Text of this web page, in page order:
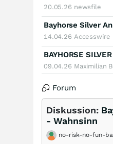
20.05.26 newsfile
Bayhorse Silver
14.04.26 Accesswire
BAYHORSE
09.04.26 Maximilian
Forum
Diskussion:
- Wahnsinn
no-risk-no-fun-